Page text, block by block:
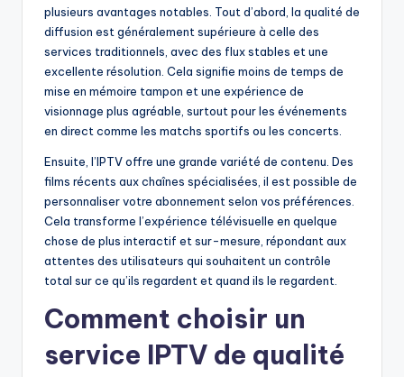
plusieurs avantages notables. Tout d’abord, la qualité de
diffusion est généralement supérieure à celle des
services traditionnels, avec des flux stables et une
excellente résolution. Cela signifie moins de temps de
mise en mémoire tampon et une expérience de
visionnage plus agréable, surtout pour les événements
en direct comme les matchs sportifs ou les concerts.
Ensuite, l’IPTV offre une grande variété de contenu. Des
films récents aux chaînes spécialisées, il est possible de
personnaliser votre abonnement selon vos préférences.
Cela transforme l’expérience télévisuelle en quelque
chose de plus interactif et sur-mesure, répondant aux
attentes des utilisateurs qui souhaitent un contrôle
total sur ce qu’ils regardent et quand ils le regardent.
Comment choisir un
service IPTV de qualité